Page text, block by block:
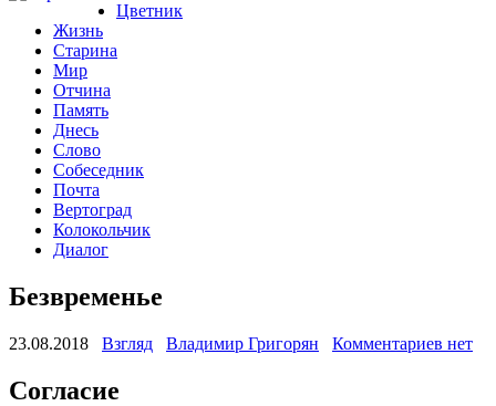
Цветник
Жизнь
Старина
Мир
Отчина
Память
Днесь
Слово
Собеседник
Почта
Вертоград
Колокольчик
Диалог
Безвременье
23.08.2018 Взгляд Владимир Григорян Комментариев нет
Согласие